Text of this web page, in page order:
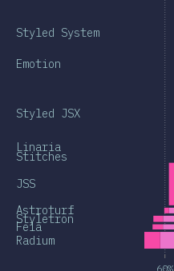
60%
Styled System
Emotion
Styled JSX
Linaria
Stitches
JSS
Astroturf
Styletron
Fela
Radium